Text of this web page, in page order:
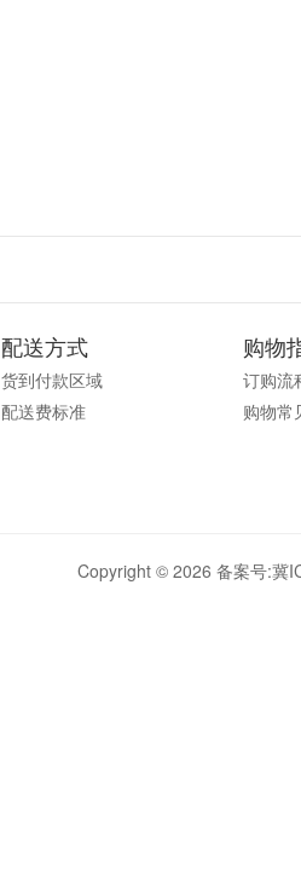
配送方式
货到付款区域
配送费标准
购物
订购流
购物常
Copyright © 2026 备案号:冀